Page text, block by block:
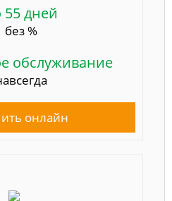
55 дней
без %
обслуживание
онлайн